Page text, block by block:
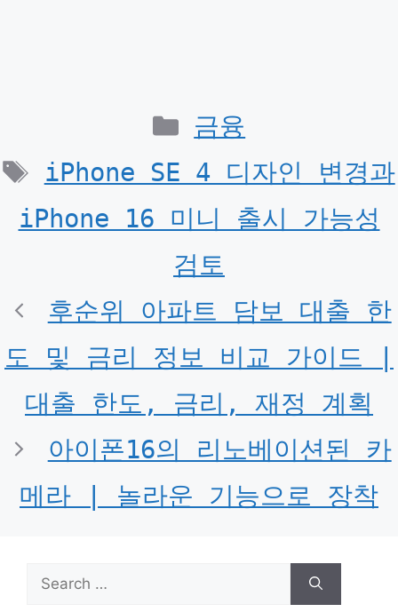
Categories
금융
Tags
iPhone SE 4 디자인 변경과
iPhone 16 미니 출시 가능성
검토
후순위 아파트 담보 대출 한
도 및 금리 정보 비교 가이드 |
대출 한도, 금리, 재정 계획
아이폰16의 리노베이션된 카
메라 | 놀라운 기능으로 장착
Search